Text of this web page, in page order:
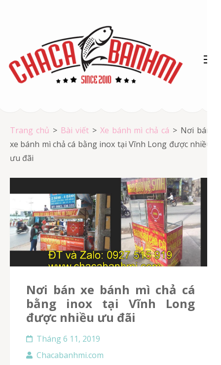
nội
dung
Trang chủ > Bài viết > Xe bánh mì chả cá > Nơi bán
xe bánh mì chả cá bằng inox tại Vĩnh Long được nhiều
ưu đãi
Nơi bán xe bánh mì chả cá
bằng inox tại Vĩnh Long
được nhiều ưu đãi
Tháng 6 11, 2019
Chacabanhmi.com